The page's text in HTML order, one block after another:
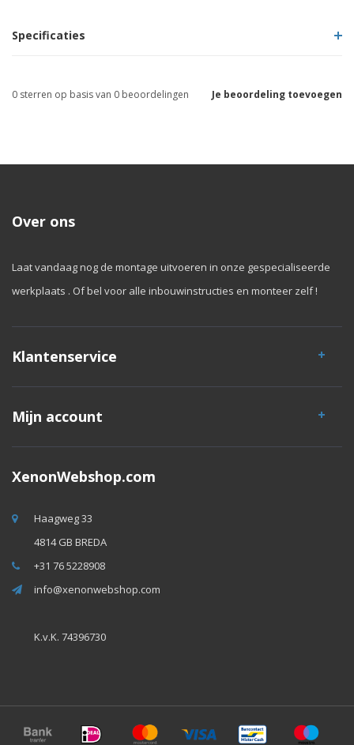
Specificaties
Je beoordeling toevoegen
0 sterren op basis van 0 beoordelingen
Over ons
Laat vandaag nog de montage uitvoeren in onze gespecialiseerde
werkplaats . Of bel voor alle inbouwinstructies en monteer zelf !
Klantenservice
Mijn account
XenonWebshop.com
Haagweg 33
4814 GB BREDA
+31 76 5228908
info@xenonwebshop.com
K.v.K. 74396730